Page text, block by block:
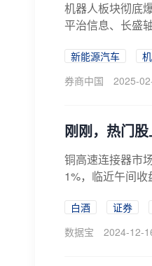
机器人板块彻底
平治信息、长盛
新能源汽车
券商中国
2025-
刚刚，热门
铜高速连接器市
1%，临近午间
白酒 证券
数据宝
2024-12-